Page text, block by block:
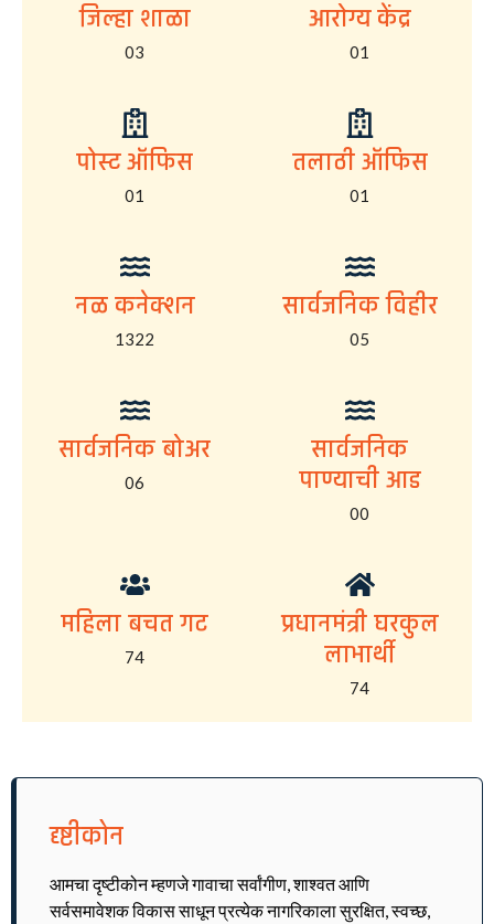
जिल्हा शाळा
03
आरोग्य केंद्र
01
पोस्ट ऑफिस
01
तलाठी ऑफिस
01
नळ कनेक्शन
1322
सार्वजनिक विहीर
05
सार्वजनिक बोअर
06
सार्वजनिक
पाण्याची आड
00
महिला बचत गट
74
प्रधानमंत्री घरकुल
लाभार्थी
74
दृष्टीकोन
आमचा दृष्टीकोन म्हणजे गावाचा सर्वांगीण, शाश्वत आणि
सर्वसमावेशक विकास साधून प्रत्येक नागरिकाला सुरक्षित, स्वच्छ,